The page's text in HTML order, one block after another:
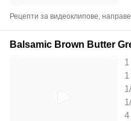
Рецепти за видеоклипове,
Balsamic Brown Butter
4